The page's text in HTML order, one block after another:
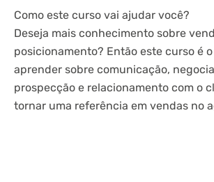
Como este curso vai ajudar você?
Deseja mais conhecimento sobre
posicionamento? Então este curso é
aprender sobre comunicação,
prospecção e relacionamento com o
tornar uma referência em vendas no